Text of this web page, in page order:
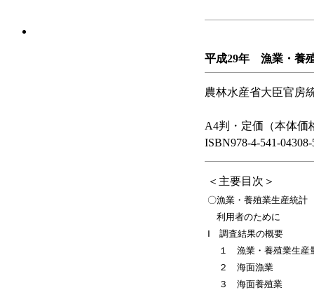
平成29年 漁業・養
農林水産省大臣官房
A4判・定価（本体価
ISBN978-4-541-04308-
＜主要目次＞
〇漁業・養殖業生産統計
利用者のために
Ⅰ 調査結果の概要
１ 漁業・養殖業生産
２ 海面漁業
３ 海面養殖業